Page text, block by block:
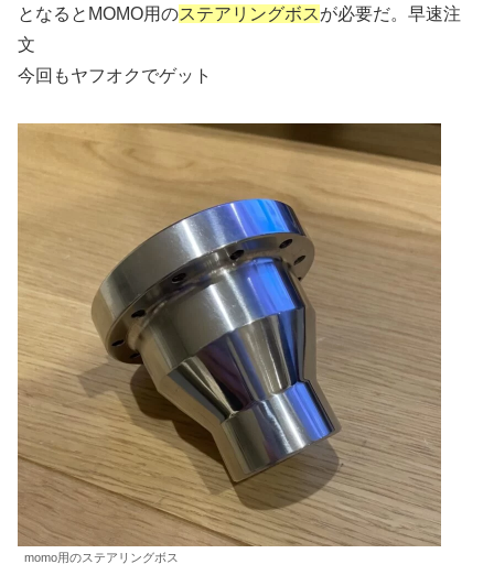
となるとMOMO用のステアリングボスが必要だ。早速注
文
今回もヤフオクでゲット
momo用のステアリングボス